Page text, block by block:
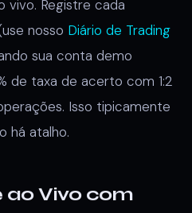
vivo. Registre cada
nosso Diário de Trading
sua conta demo
de taxa de acerto com 1:2
Isso tipicamente
há atalho.
ao Vivo com